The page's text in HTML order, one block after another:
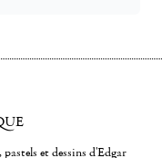
et dessins d'Edgar